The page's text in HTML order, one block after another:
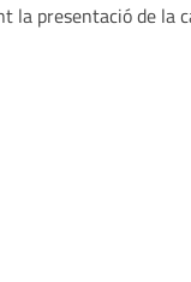
la presentació de la